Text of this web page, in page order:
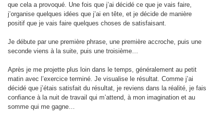
que cela a provoqué. Une fois que j’ai décidé ce que je vais faire,
j’organise quelques idées que j’ai en tête, et je décide de manière
positif que je vais faire quelques choses de satisfaisant.
Je débute par une première phrase, une première accroche, puis une
seconde viens à la suite, puis une troisième…
Après je me projette plus loin dans le temps, généralement au petit
matin avec l’exercice terminé. Je visualise le résultat. Comme j’ai
décidé que j’étais satisfait du résultat, je reviens dans la réalité, je fais
confiance à la nuit de travail qui m’attend, à mon imagination et au
somme qui me gagne…